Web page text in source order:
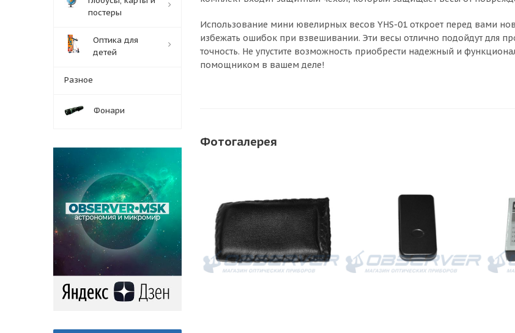
Использование мини ювелирных весов YHS-01 откроет перед вами
избежать ошибок при взвешивании. Эти весы отлично подойдут для
точность. Не упустите возможность приобрести надежный и
помощником в вашем деле!
Фотогалерея
постеры
Оптика для
детей
Разное
Фонари